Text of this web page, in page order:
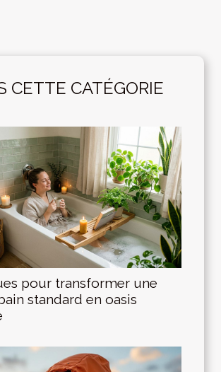
CETTE CATÉGORIE
pour transformer une
standard en oasis